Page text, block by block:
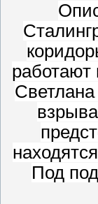
Под